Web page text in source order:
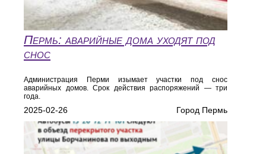
Пермь: аварийные дома уходят под
снос
Администрация Перми изымает участки под снос
аварийных домов. Срок действия распоряжений — три
года.
2025-02-26 Город Пермь